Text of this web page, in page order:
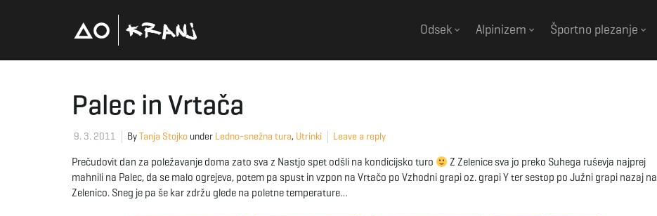
Odsek Alpinizem Športno plezanje
Palec in Vrtača
9. 3. 2011 ByTanja Stojko under Ledno-snežna tura, Utrinki Leave a reply
Prečudovit dan za poležavanje doma zato sva z Nastjo spet odšli na kondicijsko turo
Z Zelenice sva jo preko Suhega ruševja najprej
mahnili na Palec, da se malo ogrejeva, potem pa spust in vzpon na Vrtačo po Vzhodni grapi oz. grapi Y ter sestop po Južni grapi nazaj na
Zelenico. Sneg je pa še kar zdržu glede na poletne temperature…